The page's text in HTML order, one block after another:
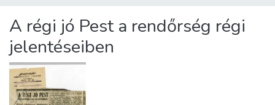
About us
A régi jó Pest a rendőrség régi
jelentéseiben